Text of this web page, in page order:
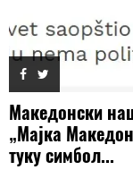
Македонски
„Мајка
туку симбол...